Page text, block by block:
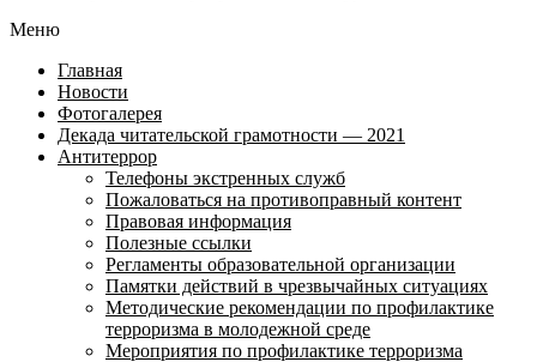
Меню
Главная
Новости
Фотогалерея
Декада читательской грамотности — 2021
Антитеррор
Телефоны экстренных служб
Пожаловаться на противоправный контент
Правовая информация
Полезные ссылки
Регламенты образовательной организации
Памятки действий в чрезвычайных ситуациях
Методические рекомендации по профилактике
терроризма в молодежной среде
Мероприятия по профилактике терроризма